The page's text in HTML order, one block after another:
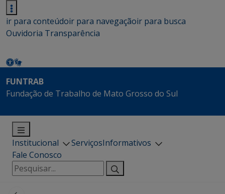
ir para conteúdoir para navegaçãoir para busca
Ouvidoria Transparência
FUNTRAB
Fundação de Trabalho de Mato Grosso do Sul
Institucional ServiçosInformativos
Fale Conosco
Pesquisar
por: